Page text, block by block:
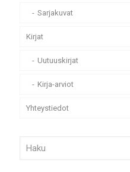
Sarjakuvat
Kirjat
Uutuuskirjat
Kirja-arviot
Yhteystiedot